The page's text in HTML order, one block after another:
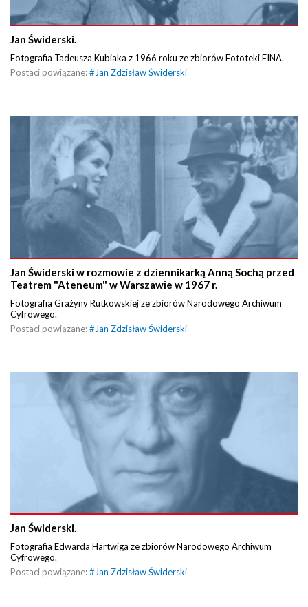
Jan Świderski.
Fotografia Tadeusza Kubiaka z 1966 roku ze zbiorów Fototeki FINA.
Postaci powiązane:#Jan Zdzisław Świderski
Jan Świderski w rozmowie z dziennikarką Anną Sochą przed
Teatrem "Ateneum" w Warszawie w 1967 r.
Fotografia Grażyny Rutkowskiej ze zbiorów Narodowego Archiwum
Cyfrowego.
Postaci powiązane:# Jan Zdzisław Świderski
Jan Świderski.
Fotografia Edwarda Hartwiga ze zbiorów Narodowego Archiwum
Cyfrowego.
Postaci powiązane:# Jan Zdzisław Świderski